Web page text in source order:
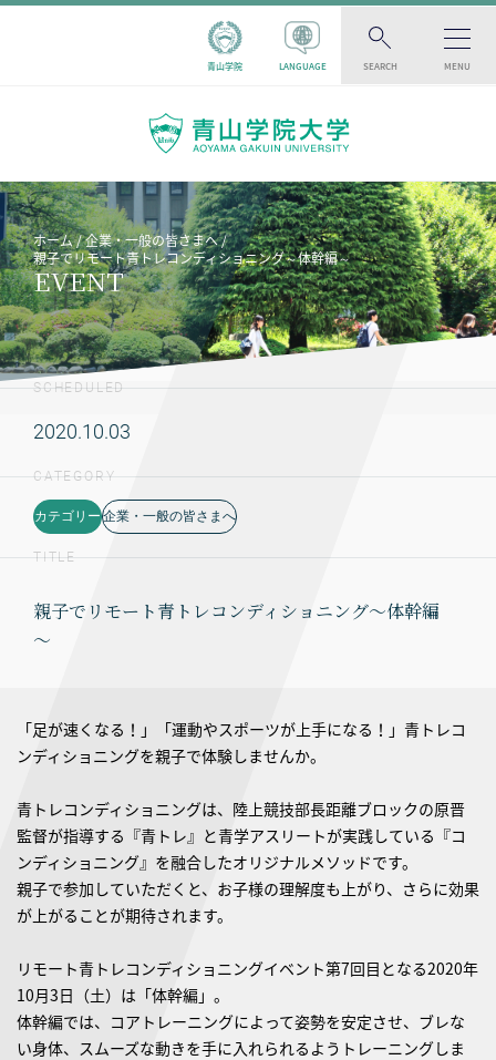
青山学院 LANGUAGE SEARCH MENU
ホーム
企業・一般の皆さまへ
親子でリモート青トレコンディショニング～体幹編～
EVENT
SCHEDULED
2020.10.03
CATEGORY
カテゴリー 企業・一般の皆さまへ
TITLE
親子でリモート青トレコンディショニング～体幹編
～
「足が速くなる！」「運動やスポーツが上手になる！」青トレコ
ンディショニングを親子で体験しませんか。
青トレコンディショニングは、陸上競技部長距離ブロックの原晋
監督が指導する『青トレ』と青学アスリートが実践している『コ
ンディショニング』を融合したオリジナルメソッドです。
親子で参加していただくと、お子様の理解度も上がり、さらに効果
が上がることが期待されます。
リモート青トレコンディショニングイベント第7回目となる2020年
10月3日（土）は「体幹編」。
体幹編では、コアトレーニングによって姿勢を安定させ、ブレな
い身体、スムーズな動きを手に入れられるようトレーニングしま